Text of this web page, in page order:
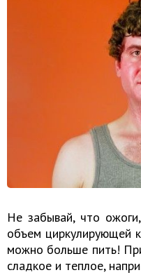
Не забывай, что
объем циркулирующей
можно больше пить!
сладкое и теплое,